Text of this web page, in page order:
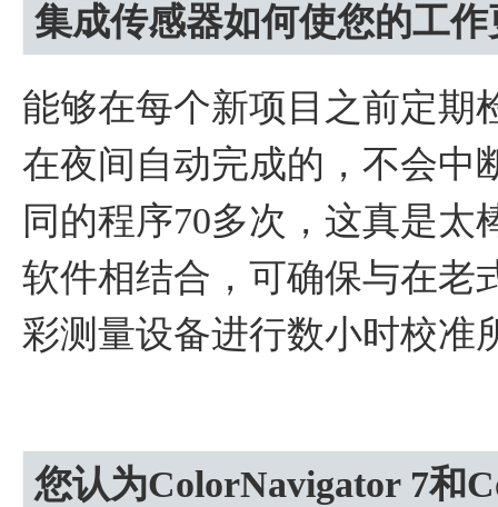
集成传感器如何使您的工
能够在每个新项目之前定期
在夜间自动完成的，不会中
同的程序70多次，这真是太
软件相结合，可确保与在老
彩测量设备进行数小时校准
您认为ColorNavigator 7和